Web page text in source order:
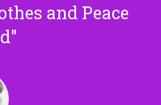
and Peace